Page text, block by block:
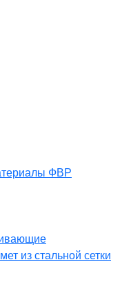
ФВР
из стальной сетки